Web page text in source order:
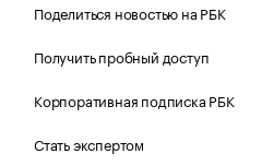
Поделиться новостью на РБК
Получить пробный доступ
Корпоративная подписка РБК
Стать экспертом